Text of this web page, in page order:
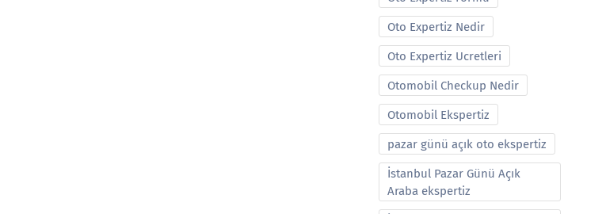
Oto Expertiz Nedir
Oto Expertiz Ucretleri
Otomobil Checkup Nedir
Otomobil Ekspertiz
pazar günü açık oto ekspertiz
İstanbul Pazar Günü Açık
Araba ekspertiz